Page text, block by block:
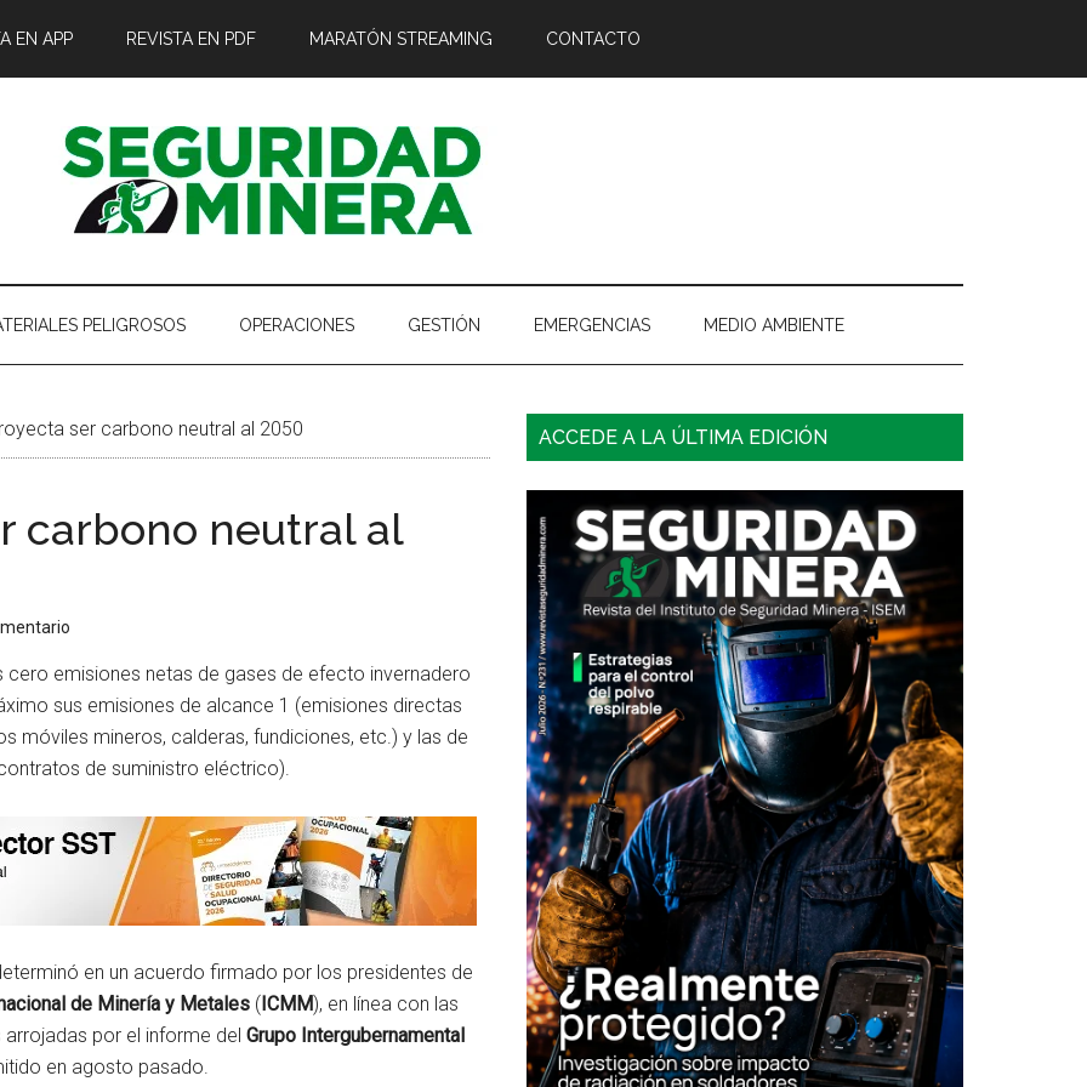
EN APP REVISTA EN PDF MARATÓN STREAMING CONTACTO
PELIGROSOS OPERACIONES GESTIÓN EMERGENCIAS MEDIO AMBIENTE
ser carbono neutral al 2050
carbono neutral al
emisiones netas de gases de efecto invernadero
sus emisiones de alcance 1 (emisiones directas
móviles mineros, calderas, fundiciones, etc.) y las de
de suministro eléctrico).
en un acuerdo firmado por los presidentes de
de Minería y Metales (ICMM), en línea con las
arrojadas por el informe del Grupo Intergubernamental
en agosto pasado.
Barra
principal
ACCEDE A LA ÚLTIMA EDICIÓN